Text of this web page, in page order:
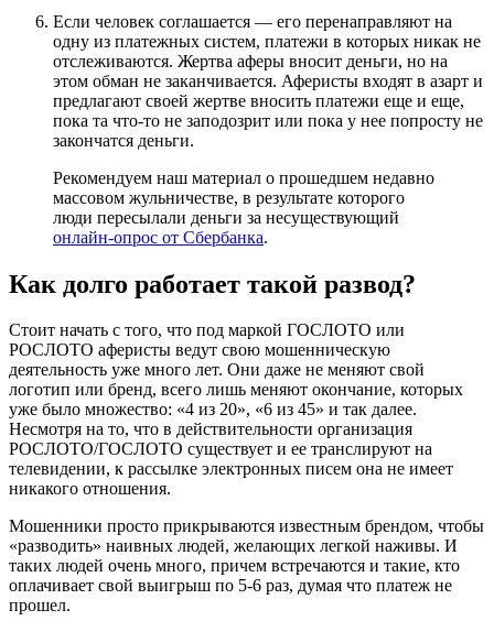
Если человек соглашается — его перенаправляют на
одну из платежных систем, платежи в которых никак не
отслеживаются. Жертва аферы вносит деньги, но на
этом обман не заканчивается. Аферисты входят в азарт и
предлагают своей жертве вносить платежи еще и еще,
пока та что-то не заподозрит или пока у нее попросту не
закончатся деньги.
Рекомендуем наш материал о прошедшем недавно
массовом жульничестве, в результате которого
люди пересылали деньги за несуществующий
онлайн-опрос от Сбербанка.
Как долго работает такой развод?
Стоит начать с того, что под маркой ГОСЛОТО или
РОСЛОТО аферисты ведут свою мошенническую
деятельность уже много лет. Они даже не меняют свой
логотип или бренд, всего лишь меняют окончание, которых
уже было множество: «4 из 20», «6 из 45» и так далее.
Несмотря на то, что в действительности организация
РОСЛОТО/ГОСЛОТО существует и ее транслируют на
телевидении, к рассылке электронных писем она не имеет
никакого отношения.
Мошенники просто прикрываются известным брендом, чтобы
«разводить» наивных людей, желающих легкой наживы. И
таких людей очень много, причем встречаются и такие, кто
оплачивает свой выигрыш по 5-6 раз, думая что платеж не
прошел.